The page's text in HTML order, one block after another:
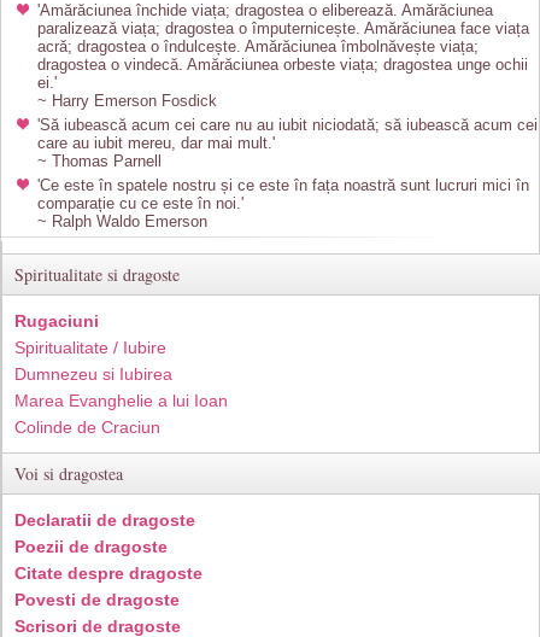
'Amărăciunea închide viața; dragostea o eliberează. Amărăciunea
paralizează viața; dragostea o împuternicește. Amărăciunea face viața
acră; dragostea o îndulcește. Amărăciunea îmbolnăvește viața;
dragostea o vindecă. Amărăciunea orbeste viața; dragostea unge ochii
ei.'
~ Harry Emerson Fosdick
'Să iubească acum cei care nu au iubit niciodată; să iubească acum cei
care au iubit mereu, dar mai mult.'
~ Thomas Parnell
'Ce este în spatele nostru și ce este în fața noastră sunt lucruri mici în
comparație cu ce este în noi.'
~ Ralph Waldo Emerson
Spiritualitate si dragoste
Rugaciuni
Spiritualitate / Iubire
Dumnezeu si Iubirea
Marea Evanghelie a lui Ioan
Colinde de Craciun
Voi si dragostea
Declaratii de dragoste
Poezii de dragoste
Citate despre dragoste
Povesti de dragoste
Scrisori de dragoste